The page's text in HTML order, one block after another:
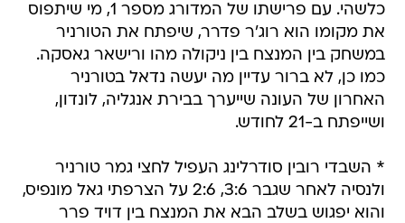
כלשהי. עם פרישתו של המדורג מספר 1, מי שיתפוס
את מקומו הוא רוג'ר פדרר, שיפתח את הטורניר
במשחק בין המנצח בין ניקולה מהו ורישאר גאסקה.
כמו כן, לא ברור עדיין מה יעשה נדאל בטורניר
האחרון של העונה שייערך בבירת אנגליה, לונדון,
ושייפתח ב-21 לחודש.
* השבדי רובין סודרלינג העפיל לחצי גמר טורניר
ולנסיה לאחר שגבר 3:6, 2:6 על הצרפתי גאל מונפיס,
והוא יפגוש בשלב הבא את המנצח בין דויד פרר